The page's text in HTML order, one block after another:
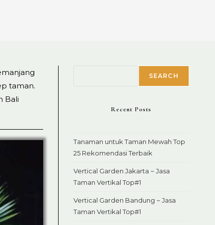
taman.
Bali
SEARCH
Recent Posts
Tanaman untuk Taman Mewah Top
25 Rekomendasi Terbaik
Vertical Garden Jakarta ~ Jasa
Taman Vertikal Top#1
Vertical Garden Bandung ~ Jasa
Taman Vertikal Top#1